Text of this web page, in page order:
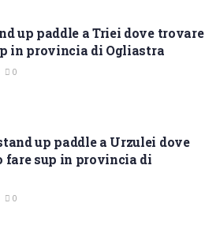
up paddle a Triei dove trovare
in provincia di Ogliastra
0
up paddle a Urzulei dove
fare sup in provincia di
0